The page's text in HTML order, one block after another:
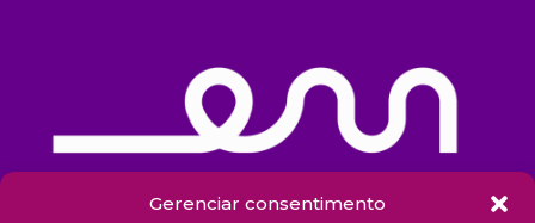
Gerenciar consentimento